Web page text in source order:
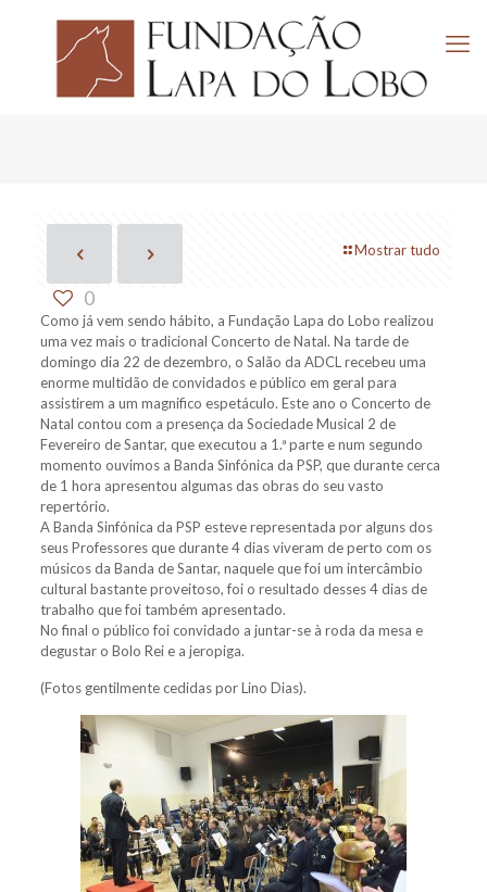
Mostrar tudo
0
Como já vem sendo hábito, a Fundação Lapa do Lobo realizou
uma vez mais o tradicional Concerto de Natal. Na tarde de
domingo dia 22 de dezembro, o Salão da ADCL recebeu uma
enorme multidão de convidados e público em geral para
assistirem a um magnifico espetáculo. Este ano o Concerto de
Natal contou com a presença da Sociedade Musical 2 de
Fevereiro de Santar, que executou a 1.ª parte e num segundo
momento ouvimos a Banda Sinfónica da PSP, que durante cerca
de 1 hora apresentou algumas das obras do seu vasto
repertório.
A Banda Sinfónica da PSP esteve representada por alguns dos
seus Professores que durante 4 dias viveram de perto com os
músicos da Banda de Santar, naquele que foi um intercâmbio
cultural bastante proveitoso, foi o resultado desses 4 dias de
trabalho que foi também apresentado.
No final o público foi convidado a juntar-se à roda da mesa e
degustar o Bolo Rei e a jeropiga.
(Fotos gentilmente cedidas por Lino Dias).